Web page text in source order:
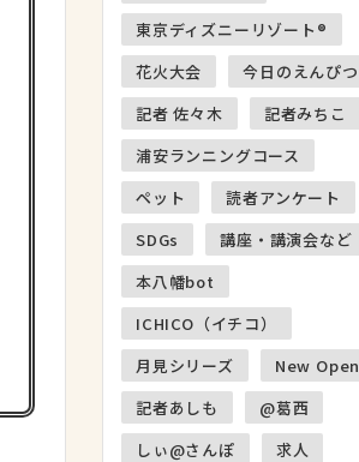
東京ディズニーリゾート®
花火大会
今日のえんぴつ
記者 佐々木
記者みちこ
浦安ランニングコース
ペット
読者アンケート
SDGs
講座・講演会など
本八幡bot
ICHICO（イチコ）
月見シリーズ
New Open
記者あしも
@葛西
しぃ@さんぽ
求人